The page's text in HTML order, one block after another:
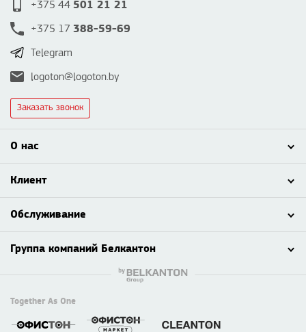
+375 44 501 21 21
+375 17 388-59-69
Telegram
logoton@logoton.by
Заказать звонок
О нас
Клиент
Обслуживание
Группа компаний Белкантон
Together As One